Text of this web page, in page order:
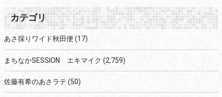
カテゴリ
あさ採りワイド秋田便 (17)
まちなかSESSION エキマイク (2,759)
佐藤有希のあさラテ (50)